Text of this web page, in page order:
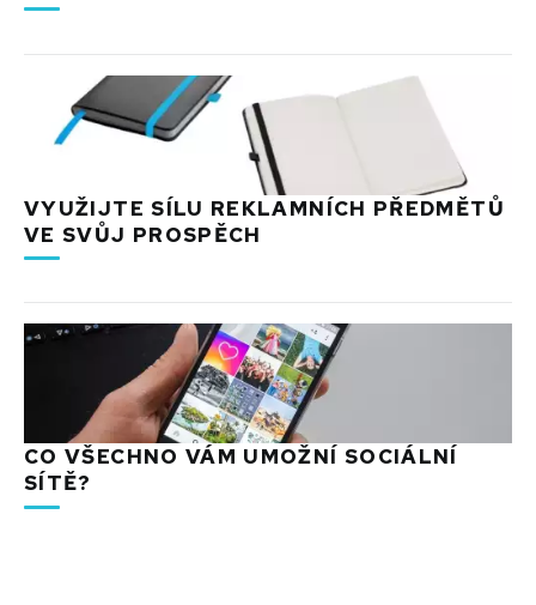
VYUŽIJTE SÍLU REKLAMNÍCH PŘEDMĚTŮ
VE SVŮJ PROSPĚCH
CO VŠECHNO VÁM UMOŽNÍ SOCIÁLNÍ
SÍTĚ?